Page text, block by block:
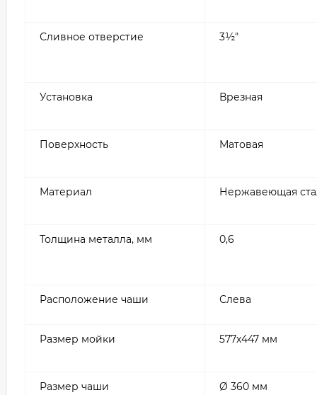
Сливное отверстие 3½″
Установка Врезная
Поверхность Матовая
Материал Нержавеющая
Толщина металла, мм 0,6
Расположение чаши Слева
Размер мойки 577х447 мм
Размер чаши Ø 360 мм